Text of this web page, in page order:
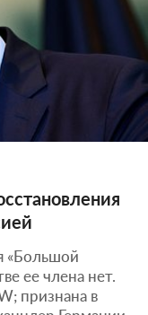
«Большой
ее члена нет.
признана в